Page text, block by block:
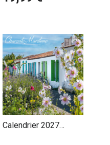
Calendrier 2027